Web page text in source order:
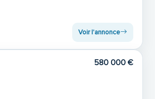
Voir l'annonce
580 000 €